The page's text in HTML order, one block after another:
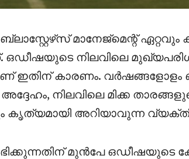
മാനേജ്‌മെന്റ്
ഒഡീഷയുടെ നിലവിലെ
കാരണം. വർഷങ്ങളോളം
നിലവിലെ മിക്ക
കൃത്യമായി അറിയാവുന്ന
മുൻപേ ഒഡീഷയുടെ